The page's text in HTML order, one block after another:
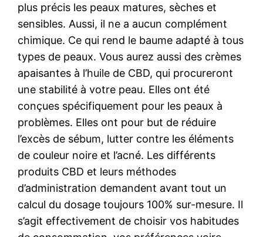
plus précis les peaux matures, sèches et
sensibles. Aussi, il ne a aucun complément
chimique. Ce qui rend le baume adapté à tous
types de peaux. Vous aurez aussi des crèmes
apaisantes à l’huile de CBD, qui procureront
une stabilité à votre peau. Elles ont été
conçues spécifiquement pour les peaux à
problèmes. Elles ont pour but de réduire
l’excès de sébum, lutter contre les éléments
de couleur noire et l’acné. Les différents
produits CBD et leurs méthodes
d’administration demandent avant tout un
calcul du dosage toujours 100% sur-mesure. Il
s’agit effectivement de choisir vos habitudes